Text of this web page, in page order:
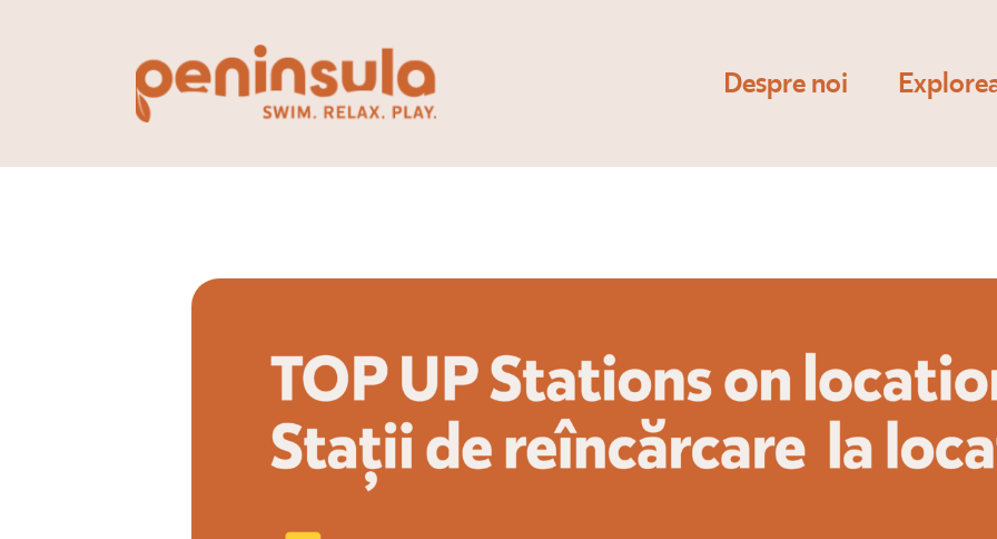
Despre noi